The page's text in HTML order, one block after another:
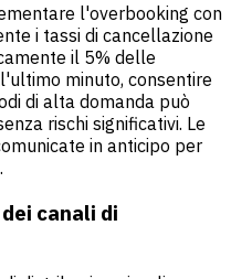
l'overbooking con
i tassi di cancellazione
il 5% delle
minuto, consentire
di alta domanda può
rischi significativi. Le
in anticipo per
canali di